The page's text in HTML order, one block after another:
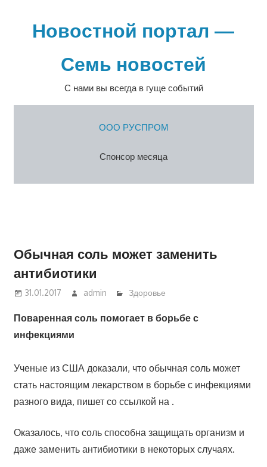
содержимомуНовостной портал —
Семь новостей
С нами вы всегда в гуще событий
ООО РУСПРОМ
Спонсор месяца
Обычная соль может заменить
антибиотики
31.01.2017 admin Здоровье
Поваренная соль помогает в борьбе с
инфекциями
Ученые из США доказали, что обычная соль может
стать настоящим лекарством в борьбе с инфекциями
разного вида, пишет со ссылкой на .
Оказалось, что соль способна защищать организм и
даже заменить антибиотики в некоторых случаях.